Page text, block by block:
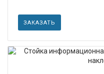
ЗАКАЗАТЬ